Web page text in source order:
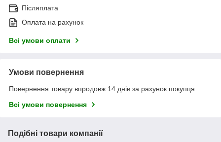
Післяплата
Оплата на рахунок
Всі умови оплати
Умови повернення
Повернення товару впродовж 14 днів за рахунок покупця
Всі умови повернення
Подібні товари компанії